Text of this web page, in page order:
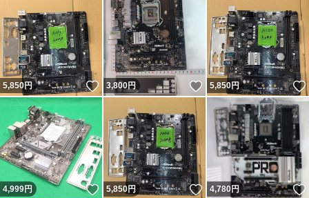
5,850円 いいね！
3,800円 いいね！
5,850円
4,999円 いいね！
5,850円 いいね！
4,780円